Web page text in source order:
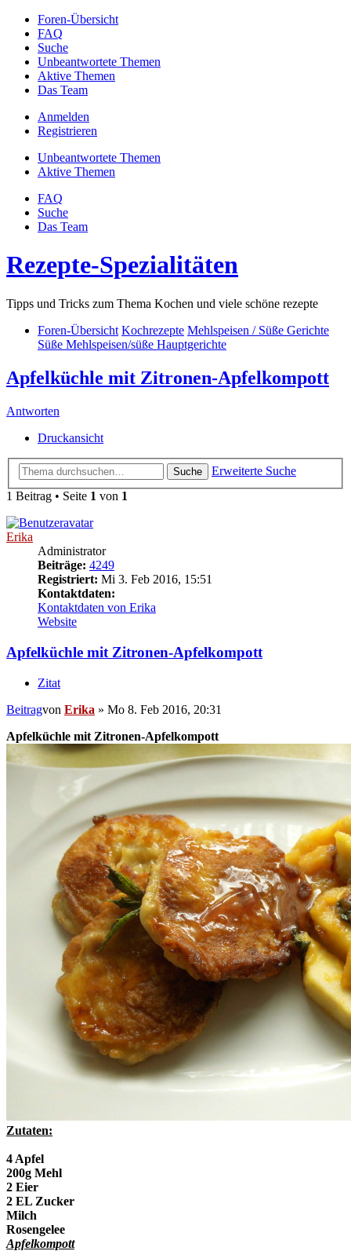
Foren-Übersicht
FAQ
Suche
Unbeantwortete Themen
Aktive Themen
Das Team
Anmelden
Registrieren
Unbeantwortete Themen
Aktive Themen
FAQ
Suche
Das Team
Rezepte-Spezialitäten
Tipps und Tricks zum Thema Kochen und viele schöne rezepte
Foren-Übersicht Kochrezepte Mehlspeisen / Süße Gerichte
Süße Mehlspeisen/süße Hauptgerichte
Apfelküchle mit Zitronen-Apfelkompott
Antworten
Druckansicht
Suche
Erweiterte Suche
1 Beitrag • Seite 1 von 1
Erika
Administrator
Beiträge: 4249
Registriert: Mi 3. Feb 2016, 15:51
Kontaktdaten:
Kontaktdaten von Erika
Website
Apfelküchle mit Zitronen-Apfelkompott
Zitat
Beitragvon Erika » Mo 8. Feb 2016, 20:31
Apfelküchle mit Zitronen-Apfelkompott
Zutaten:
4 Apfel
200g Mehl
2 Eier
2 EL Zucker
Milch
Rosengelee
Apfelkompott